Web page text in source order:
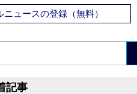
ニュースの登録（無料）
記事